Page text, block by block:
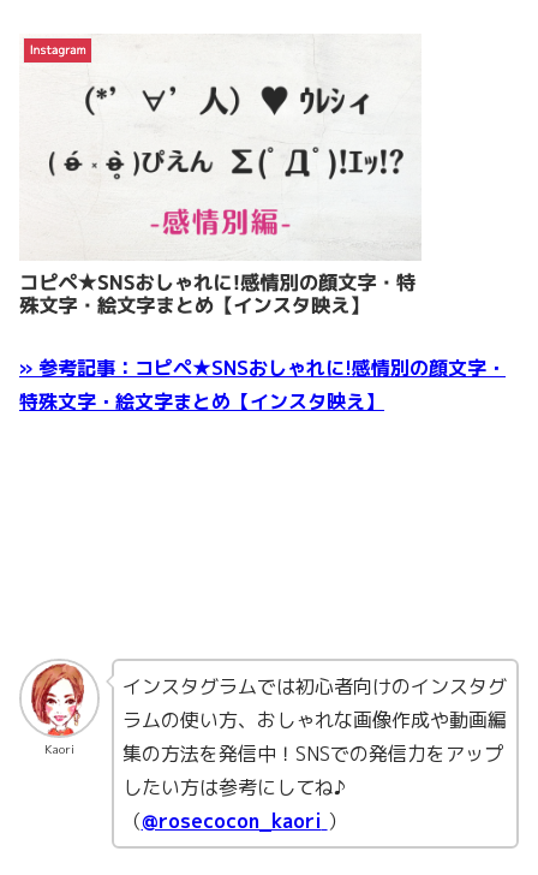
» 参考記事：コピペ★SNSおしゃれに!感情別の顔文字・
特殊文字・絵文字まとめ【インスタ映え】
Kaori
インスタグラムでは初心者向けのインスタグ
ラムの使い方、おしゃれな画像作成や動画編
集の方法を発信中！SNSでの発信力をアップ
したい方は参考にしてね♪
（@rosecocon_kaori ）